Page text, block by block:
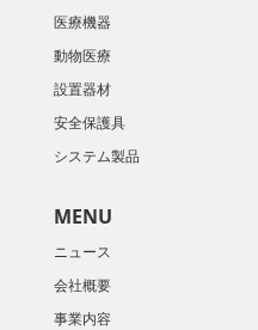
医療機器
動物医療
設置器材
安全保護具
システム製品
MENU
ニュース
会社概要
​事業内容